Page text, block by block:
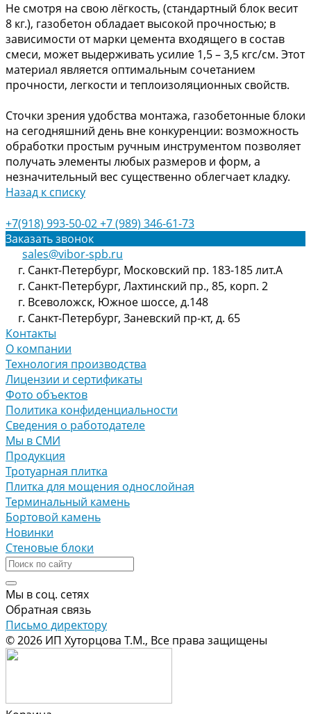
Не смотря на свою лёгкость, (стандартный блок весит
8 кг.), газобетон обладает высокой прочностью; в
зависимости от марки цемента входящего в состав
смеси, может выдерживать усилие 1,5 – 3,5 кгс/см. Этот
материал является оптимальным сочетанием
прочности, легкости и теплоизоляционных свойств.
Сточки зрения удобства монтажа, газобетонные блоки
на сегодняшний день вне конкуренции: возможность
обработки простым ручным инструментом позволяет
получать элементы любых размеров и форм, а
незначительный вес существенно облегчает кладку.
Назад к списку
+7(918) 993-50-02+7 (989) 346-61-73
Заказать звонок
sales@vibor-spb.ru
г. Санкт-Петербург, Московский пр. 183-185 лит.А
г. Санкт-Петербург, Лахтинский пр., 85, корп. 2
г. Всеволожск, Южное шоссе, д.148
г. Санкт-Петербург, Заневский пр-кт, д. 65
Контакты
О компании
Технология производства
Лицензии и сертификаты
Фото объектов
Политика конфиденциальности
Сведения о работодателе
Мы в СМИ
Продукция
Тротуарная плитка
Плитка для мощения однослойная
Терминальный камень
Бортовой камень
Новинки
Стеновые блоки
Мы в соц. сетях
Обратная связь
Письмо директору
© 2026 ИП Хуторцова Т.М., Все права защищены